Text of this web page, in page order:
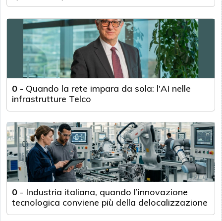
0 - Quando la rete impara da sola: l'AI nelle
infrastrutture Telco
0 - Industria italiana, quando l’innovazione
tecnologica conviene più della delocalizzazione